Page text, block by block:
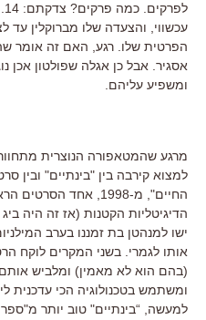
עכשווי, והצעדה שלו מברוקלין עד
הפרטית שלו. רגע, האם זה אומר
אסגיר. אבל כן אגלה שפולטון אכן
ומשפיע עליהם.
מרגע שהמטאפורה הנוצרית
למצוא קירבה בין "בינתיים" ובין
החיים", מ-1998, אחד
הדיגיטליות הקטנות (אז זה היה
ישו למנהטן בת זמננו בערב
אותו לגמרי. בשני המקרים לוקח
(בהם הוא לא מאמין) ומלביש אותם
ומשתמש בטכנולוגיה הכי עדכנית
למעשה, “בינתיים" טוב יותר